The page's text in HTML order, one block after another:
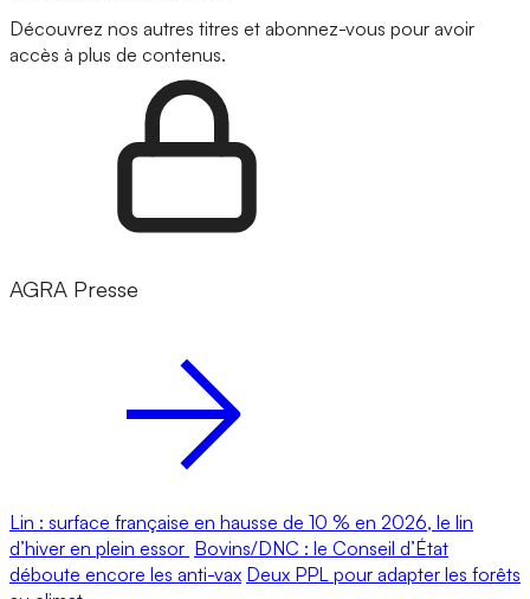
Découvrez nos autres titres et abonnez-vous pour avoir
accès à plus de contenus.
AGRA Presse
Lin : surface française en hausse de 10 % en 2026, le lin
d’hiver en plein essor Bovins/DNC : le Conseil d’État
déboute encore les anti-vax Deux PPL pour adapter les forêts